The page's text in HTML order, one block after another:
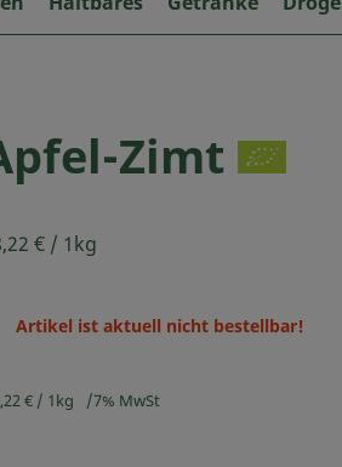
Zimt
€ / 1kg
Artikel ist aktuell nicht bestellbar!
€ / 1kg 7% MwSt